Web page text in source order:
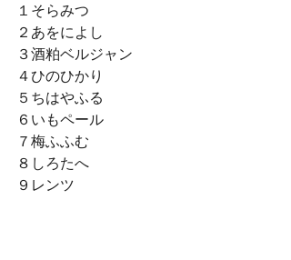
１そらみつ
２あをによし
３酒粕ベルジャン
４ひのひかり
５ちはやふる
６いもペール
７梅ふふむ
８しろたへ
９レンツ